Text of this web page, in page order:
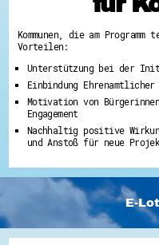
Kommunen, die am
Vorteilen:
Unterstützung bei der
Einbindung
Motivation von
Engagement
Nachhaltig positive
und Anstoß für neue
E-